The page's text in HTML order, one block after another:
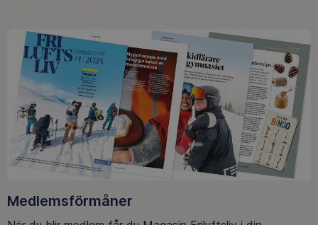
Medlemsförmåner